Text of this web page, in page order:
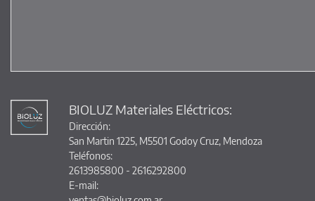
BIOLUZ Materiales Eléctricos:
Dirección:
San Martin 1225, M5501 Godoy Cruz, Mendoza
Teléfonos:
2613985800 - 2616292800
E-mail: